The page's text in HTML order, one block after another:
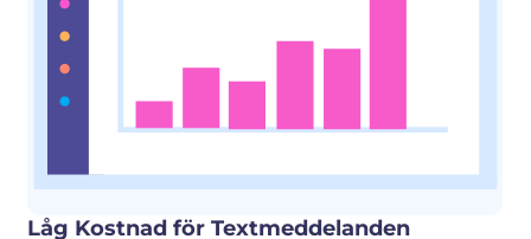
Låg Kostnad för Textmeddelanden